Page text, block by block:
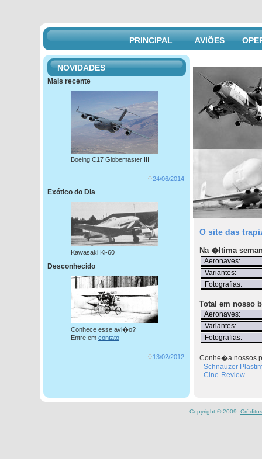
PRINCIPAL AVIÕES
O site das
Na �ltima
Aeronaves:
Variantes:
Fotografias:
Total em nosso
Aeronaves:
Variantes:
Fotografias:
Conhe�a nossos
- Schnauzer
- Cine-Review
NOVIDADES
Mais recente
Boeing C17 Globemaster III
24/06/2014
Exótico do Dia
Kawasaki Ki-60
Desconhecido
Conhece esse avi�o?
Entre em contato
13/02/2012
Copyright © 2009. Créditos